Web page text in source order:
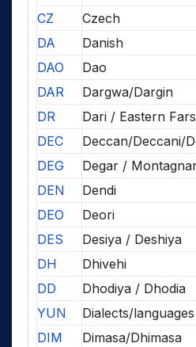
CZ
Czech
DA
Danish
DAO
Dao
DAR
Dargwa/Dargin
DR
Dari / Eastern
DEC
Deccan/Deccani/
DEG
Degar /
DEN
Dendi
DEO
Deori
DES
Desiya / Deshiya
DH
Dhivehi
DD
Dhodiya / Dhodia
YUN
Dialects/
DIM
Dimasa/Dhimasa